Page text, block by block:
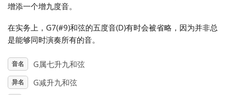
English
增添一个增九度音。
在实务上，G7(#9)和弦的五度音(D)有时会被省略，因为并非总
是能够同时演奏所有的音。
音名 G属七升九和弦
异名 G减升九和弦